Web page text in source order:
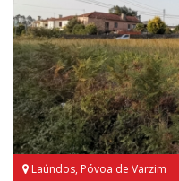
Laúndos, Póvoa de Varzim